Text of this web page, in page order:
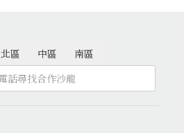
北區 中區 南區